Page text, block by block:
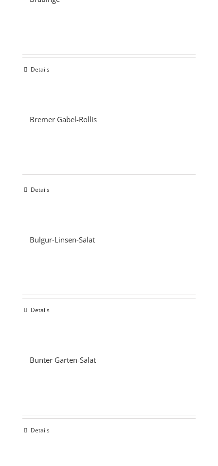
Details
Bremer Gabel-Rollis
Details
Bulgur-Linsen-Salat
Details
Bunter Garten-Salat
Details